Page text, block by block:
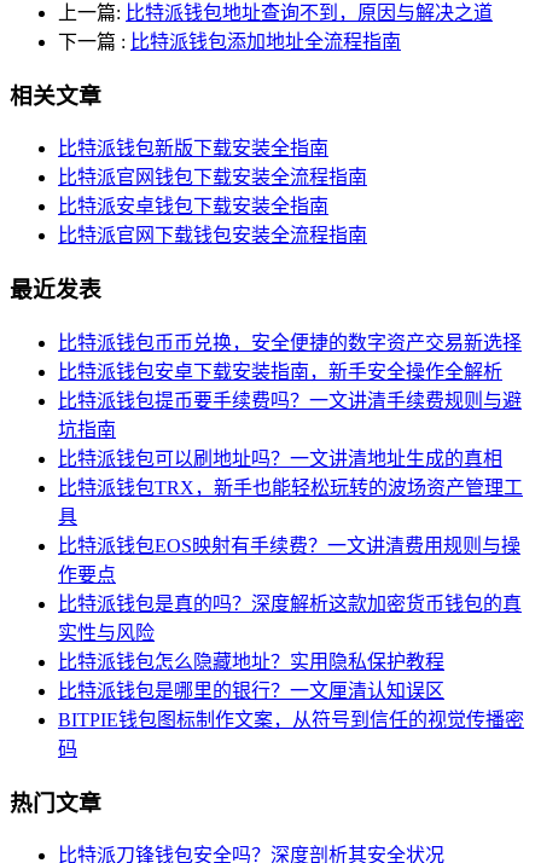
上一篇: 比特派钱包地址查询不到，原因与解决之道
下一篇 : 比特派钱包添加地址全流程指南
相关文章
比特派钱包新版下载安装全指南
比特派官网钱包下载安装全流程指南
比特派安卓钱包下载安装全指南
比特派官网下载钱包安装全流程指南
最近发表
比特派钱包币币兑换，安全便捷的数字资产交易新选择
比特派钱包安卓下载安装指南，新手安全操作全解析
比特派钱包提币要手续费吗？一文讲清手续费规则与避
坑指南
比特派钱包可以刷地址吗？一文讲清地址生成的真相
比特派钱包TRX，新手也能轻松玩转的波场资产管理工
具
比特派钱包EOS映射有手续费？一文讲清费用规则与操
作要点
比特派钱包是真的吗？深度解析这款加密货币钱包的真
实性与风险
比特派钱包怎么隐藏地址？实用隐私保护教程
比特派钱包是哪里的银行？一文厘清认知误区
BITPIE钱包图标制作文案，从符号到信任的视觉传播密
码
热门文章
比特派刀锋钱包安全吗？深度剖析其安全状况